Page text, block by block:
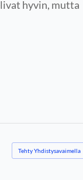
hyvin, mutta
Tehty Yhdistysavaimella